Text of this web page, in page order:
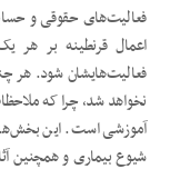
فعالیت‌های حقوقی و
اعمال قرنطینه بر هر
فعالیت‌هایشان شود. هر
نخواهد شد، چرا که
آموزشی است. این بخش‌ها
شیوع بیماری و همچنین